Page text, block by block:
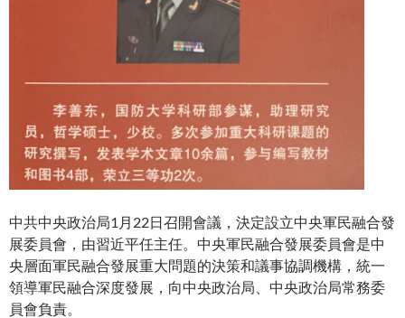
中共中央政治局1月22日召開會議，決定設立中央軍民融合發
展委員會，由習近平任主任。中央軍民融合發展委員會是中
央層面軍民融合發展重大問題的決策和議事協調機構，統一
領導軍民融合深度發展，向中央政治局、中央政治局常務委
員會負責。